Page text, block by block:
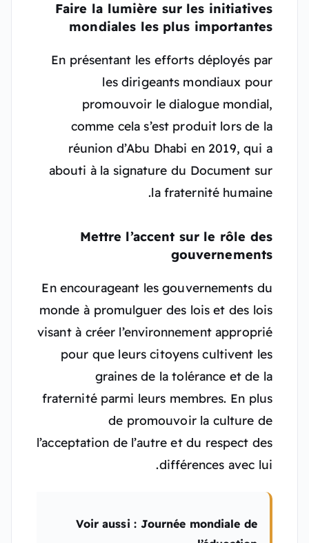
Faire la lumière sur les initiatives
mondiales les plus importantes
En présentant les efforts déployés par
les dirigeants mondiaux pour
promouvoir le dialogue mondial,
comme cela s’est produit lors de la
réunion d’Abu Dhabi en 2019, qui a
abouti à la signature du Document sur
la fraternité humaine.
Mettre l’accent sur le rôle des
gouvernements
En encourageant les gouvernements du
monde à promulguer des lois et des lois
visant à créer l’environnement approprié
pour que leurs citoyens cultivent les
graines de la tolérance et de la
fraternité parmi leurs membres. En plus
de promouvoir la culture de
l’acceptation de l’autre et du respect des
différences avec lui.
Voir aussi : Journée mondiale de